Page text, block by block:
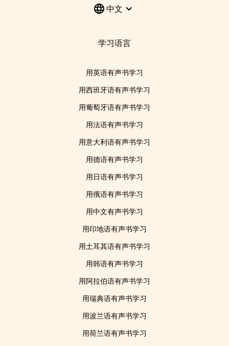
中文
学习语言
用英语有声书学习
用西班牙语有声书学习
用葡萄牙语有声书学习
用法语有声书学习
用意大利语有声书学习
用德语有声书学习
用日语有声书学习
用俄语有声书学习
用中文有声书学习
用印地语有声书学习
用土耳其语有声书学习
用韩语有声书学习
用阿拉伯语有声书学习
用瑞典语有声书学习
用波兰语有声书学习
用荷兰语有声书学习